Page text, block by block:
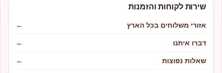
שירות לקוחות והזמנות
אזורי משלוחים בכל הארץ
←
דברו איתנו
←
שאלות נפוצות
←